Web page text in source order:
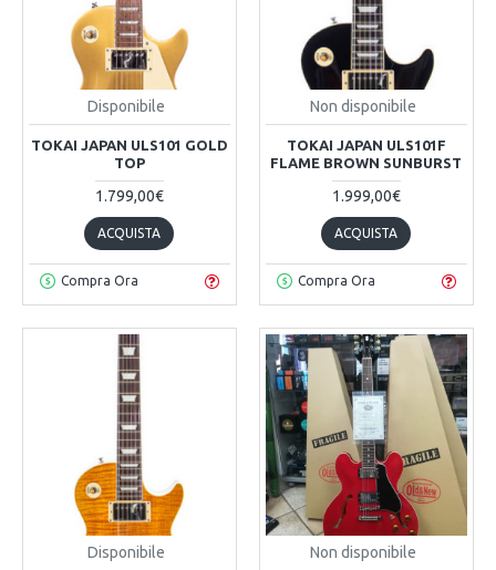
Disponibile
TOKAI JAPAN ULS101 GOLD
TOP
1.799,00€
ACQUISTA
Compra Ora
Non disponibile
TOKAI JAPAN ULS101F
FLAME BROWN SUNBURST
1.999,00€
ACQUISTA
Compra Ora
Disponibile Non disponibile